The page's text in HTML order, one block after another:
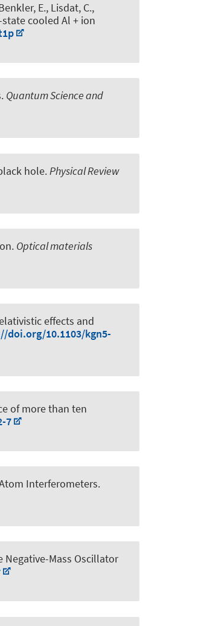
E., Lisdat, C.,
cooled Al + ion
. Quantum Science and
hole. Physical Review
. Optical materials
effects and
doi.org/10.1103/kgn5-
of more than ten
7
Interferometers.
Negative-Mass Oscillator